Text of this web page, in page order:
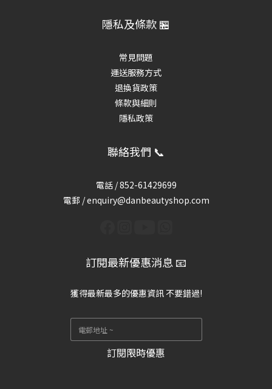
隱私及條款 🏪
常見問題
運送服務方式
退換貨政策
條款與細則
隱私政策
聯絡我們 📞
電話 /852-61429699
電郵 / enquiry@danbeautyshop.com
訂閱最新優惠消息 📧
獲得最新最多的優惠資訊 不要錯過!
訂閱限時優惠